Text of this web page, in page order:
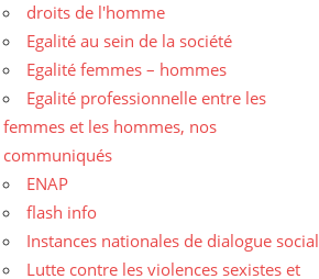
droits de l'homme
Egalité au sein de la société
Egalité femmes – hommes
Egalité professionnelle entre les
femmes et les hommes, nos
communiqués
ENAP
flash info
Instances nationales de dialogue social
Lutte contre les violences sexistes et